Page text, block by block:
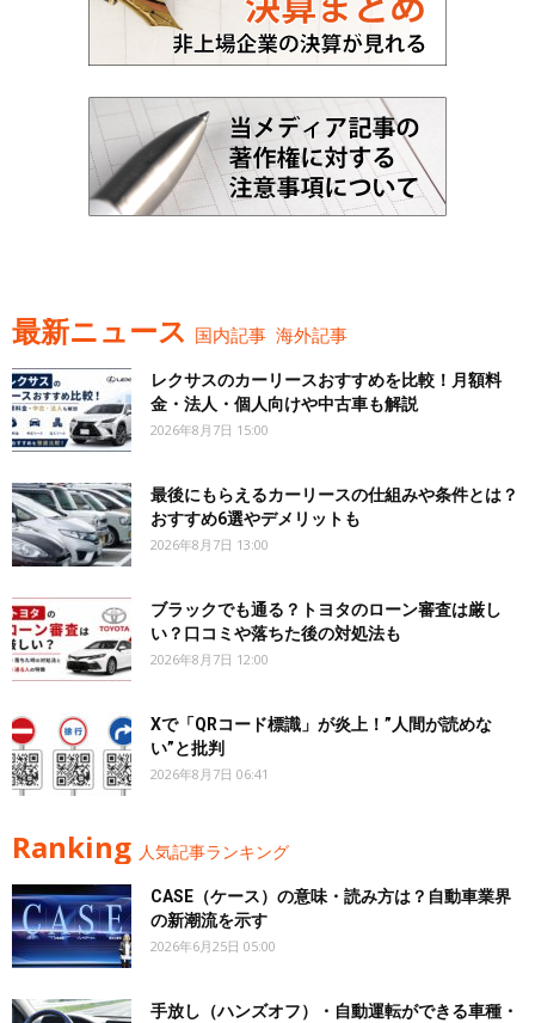
最新ニュース 国内記事 海外記事
レクサスのカーリースおすすめを比較！月額料
金・法人・個人向けや中古車も解説
2026年8月7日 15:00
最後にもらえるカーリースの仕組みや条件とは？
おすすめ6選やデメリットも
2026年8月7日 13:00
ブラックでも通る？トヨタのローン審査は厳し
い？口コミや落ちた後の対処法も
2026年8月7日 12:00
Xで「QRコード標識」が炎上！”人間が読めな
い”と批判
2026年8月7日 06:41
Ranking 人気記事ランキング
CASE（ケース）の意味・読み方は？自動車業界
の新潮流を示す
2026年6月25日 05:00
手放し（ハンズオフ）・自動運転ができる車種・